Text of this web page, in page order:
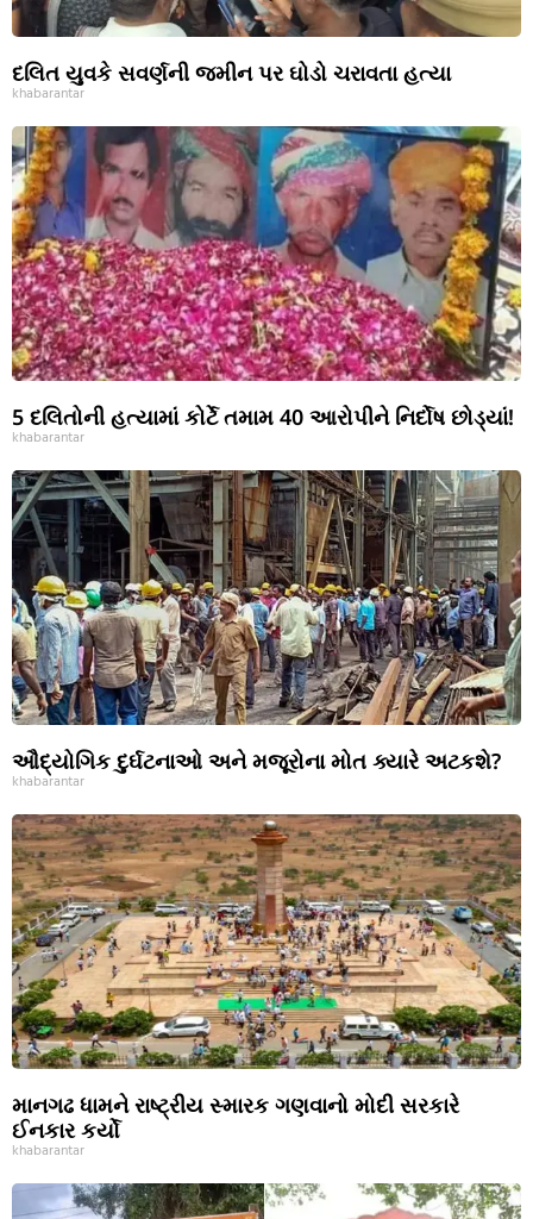
દલિત યુવકે સવર્ણની જમીન પર ઘોડો ચરાવતા હત્યા
khabarantar
5 દલિતોની હત્યામાં કોર્ટે તમામ 40 આરોપીને નિર્દોષ છોડ્યાં!
khabarantar
ઔદ્યોગિક દુર્ઘટનાઓ અને મજૂરોના મોત ક્યારે અટકશે?
khabarantar
માનગઢ ધામને રાષ્ટ્રીય સ્મારક ગણવાનો મોદી સરકારે
ઈનકાર કર્યો
khabarantar